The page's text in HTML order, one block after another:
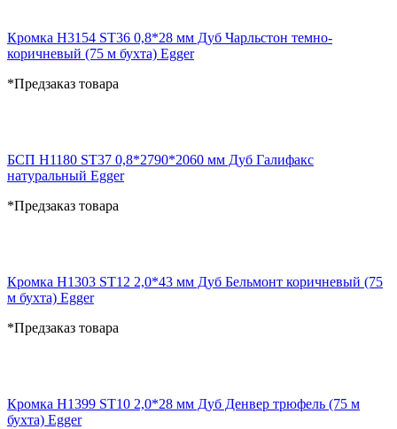
Кромка H3154 ST36 0,8*28 мм Дуб Чарльстон темно-
коричневый (75 м бухта) Egger
*Предзаказ товара
БСП H1180 ST37 0,8*2790*2060 мм Дуб Галифакс
натуральный Egger
*Предзаказ товара
Кромка H1303 ST12 2,0*43 мм Дуб Бельмонт коричневый (75
м бухта) Egger
*Предзаказ товара
Кромка H1399 ST10 2,0*28 мм Дуб Денвер трюфель (75 м
бухта) Egger